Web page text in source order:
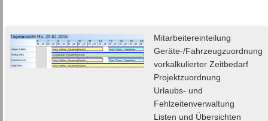
Mitarbeitereinteilung
Geräte-/Fahrzeugzuordnung
vorkalkulierter Zeitbedarf
Projektzuordnung
Urlaubs- und
Fehlzeitenverwaltung
Listen und Übersichten